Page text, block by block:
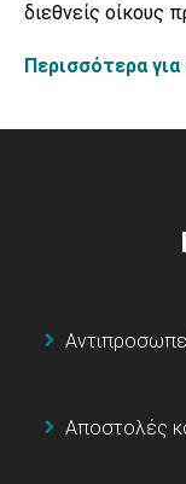
διεθνείς οίκους
Περισσότερα για
Αποστολές